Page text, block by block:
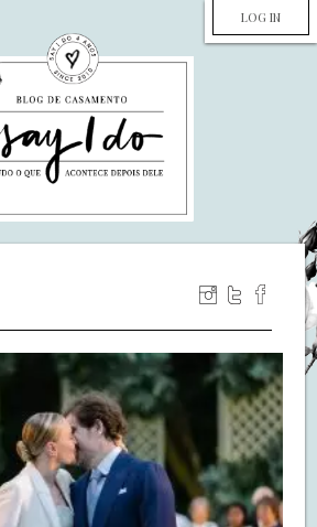
LOG IN
WILL YOU MARRY ME?
LUA DE MEL
COZINHA
DECORAÇÃO
DE NOIVA PRA NOIVA
S.O.S CASADAS